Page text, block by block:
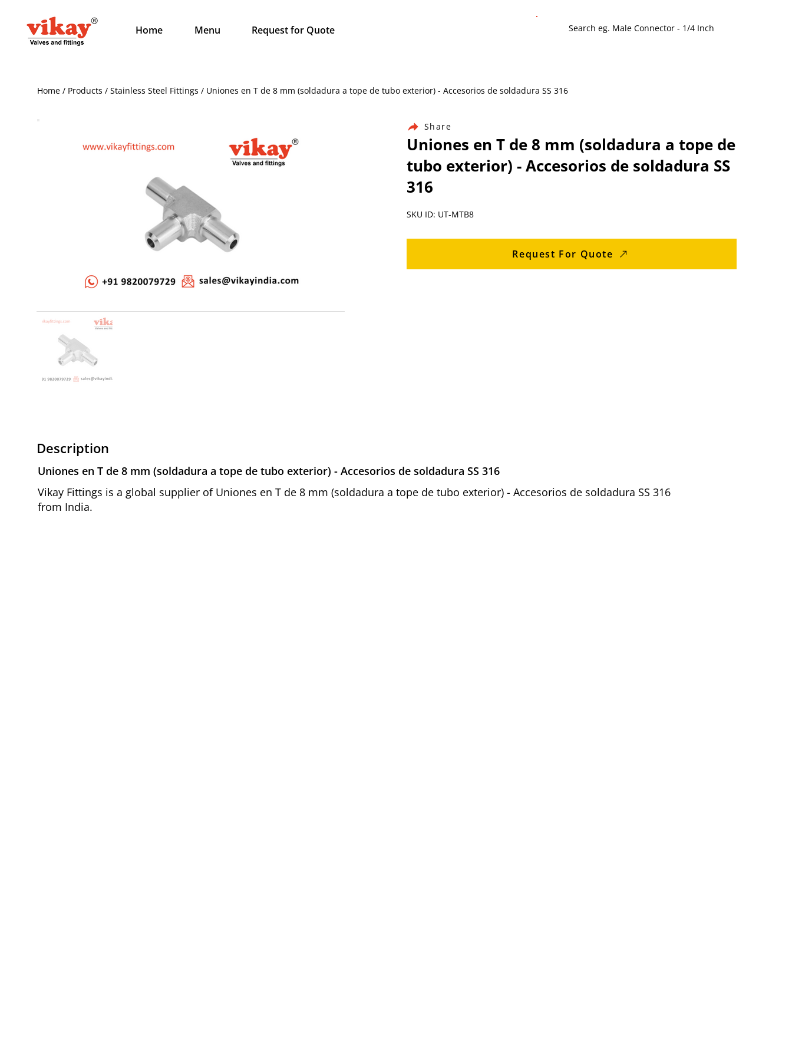
Home Menu Request for Quote
Home / Products / Stainless Steel Fittings / Uniones en T de 8 mm (soldadura a tope de tubo exterior) - Accesorios de soldadura SS 316
Share
Uniones en T de 8 mm (soldadura a tope de
tubo exterior) - Accesorios de soldadura SS
316
SKU ID: UT-MTB8
Request For Quote
Description
Uniones en T de 8 mm (soldadura a tope de tubo exterior) - Accesorios de soldadura SS 316
Vikay Fittings is a global supplier of Uniones en T de 8 mm (soldadura a tope de tubo exterior) - Accesorios de soldadura SS 316
from India.